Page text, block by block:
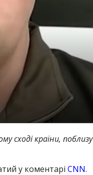
сході країни, поблизу
у коментарі CNN.